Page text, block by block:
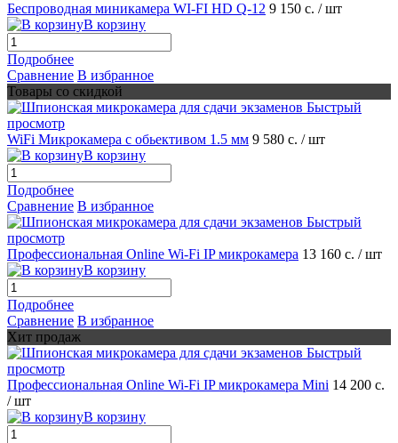
Беспроводная миникамера WI-FI HD Q-12 9 150 с. / шт
В корзину
Подробнее
Сравнение В избранное
Товары со скидкой
Быстрый
просмотр
WiFi Микрокамера с обьективом 1.5 мм 9 580 с. / шт
В корзину
Подробнее
Сравнение В избранное
Быстрый
просмотр
Профессиональная Online Wi-Fi IP микрокамера 13 160 с. / шт
В корзину
Подробнее
Сравнение В избранное
Хит продаж
Быстрый
просмотр
Профессиональная Online Wi-Fi IP микрокамера Mini 14 200 с.
/ шт
В корзину